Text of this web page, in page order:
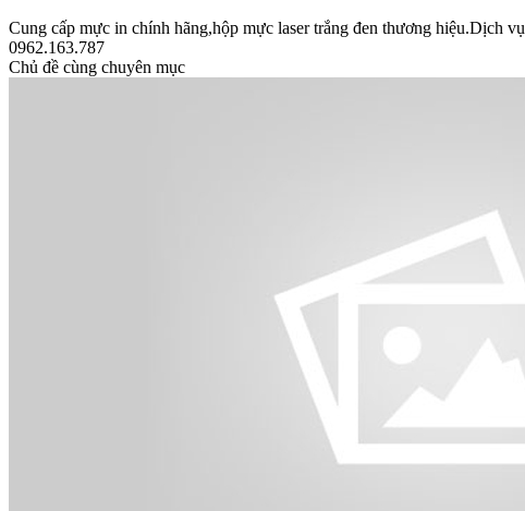
Cung cấp mực in chính hãng,hộp mực laser trắng đen thương hiệu.Dịch vụ
0962.163.787
Chủ đề cùng chuyên mục